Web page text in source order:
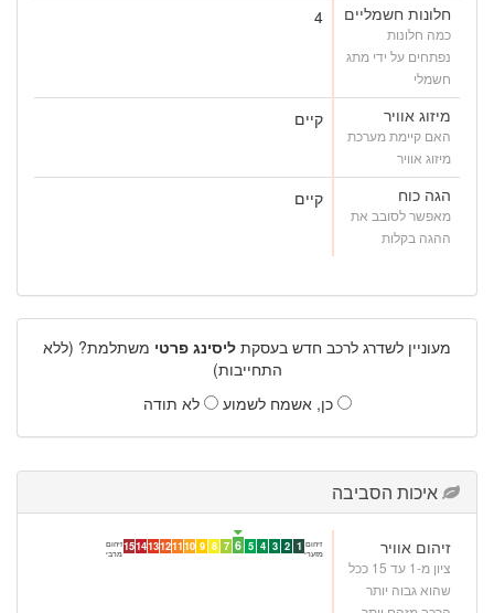
חלונות חשמליים
כמה חלונות
נפתחים על ידי מתג
חשמלי
4
מיזוג אוויר
האם קיימת מערכת
מיזוג אוויר
קיים
הגה כוח
מאפשר לסובב את
ההגה בקלות
קיים
מעוניין לשדרג לרכב חדש בעסקת ליסינג פרטי משתלמת? (ללא
התחייבות)
כן, אשמח לשמוע
לא תודה
איכות הסביבה
זיהום אוויר
ציון מ-1 עד 15 ככל
שהוא גבוה יותר
זיהום
מזערי 1
2
3
4
5
6
7
8
9
10
11
12
13
14
15זיהום
מרבי